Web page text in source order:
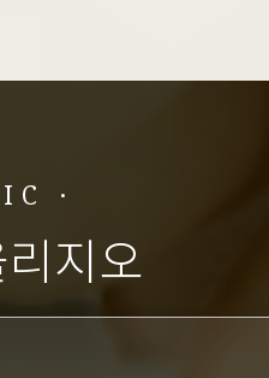
·
지오